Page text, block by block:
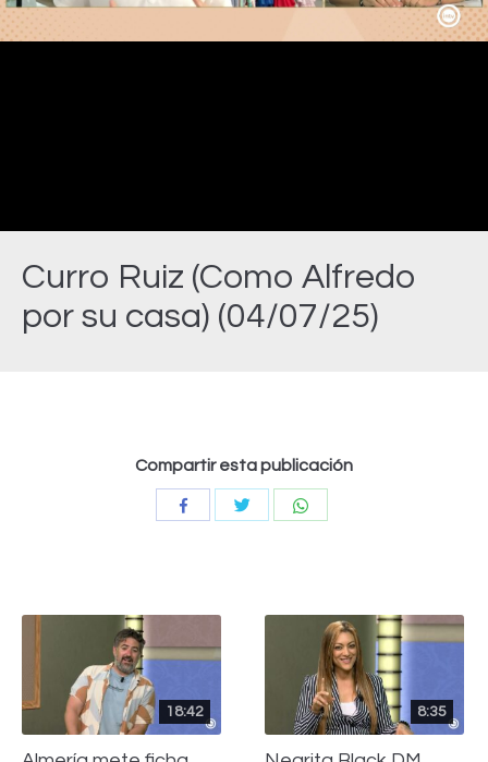
Curro Ruiz (Como Alfredo
por su casa) (04/07/25)
Video
Compartir esta publicación
CompartirCompartir
18:42 8:35